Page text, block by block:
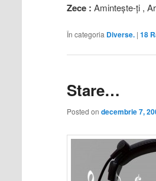
Zece : Aminteşte-ţi ,
În categoria Diverse. | 18
Stare…
Posted on decembrie 7,